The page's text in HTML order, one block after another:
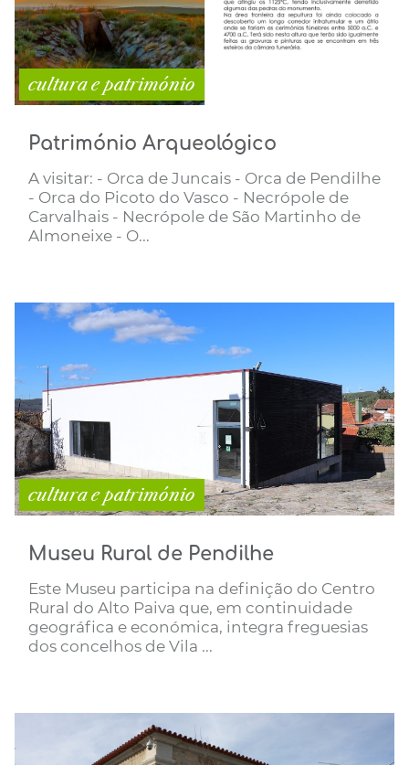
cultura e património
Património Arqueológico
A visitar: - Orca de Juncais - Orca de Pendilhe
- Orca do Picoto do Vasco - Necrópole de
Carvalhais - Necrópole de São Martinho de
Almoneixe - O...
cultura e património
Museu Rural de Pendilhe
Este Museu participa na definição do Centro
Rural do Alto Paiva que, em continuidade
geográfica e económica, integra freguesias
dos concelhos de Vila ...